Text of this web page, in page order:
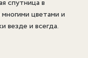
спутница в
цветами и
везде и всегда.